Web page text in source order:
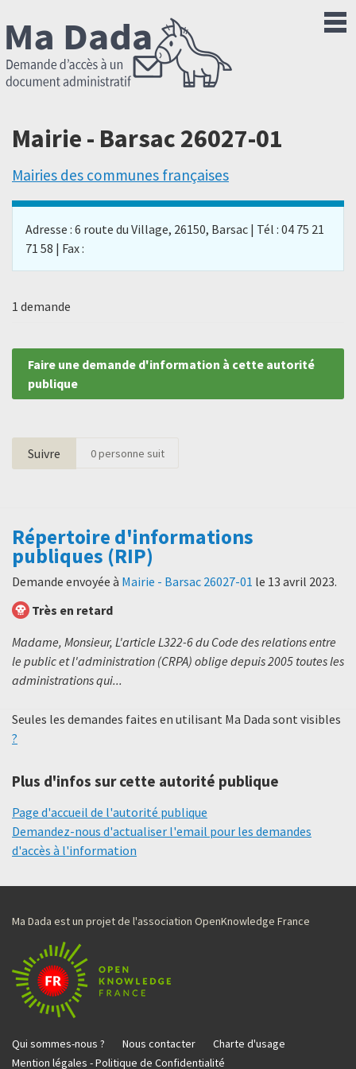
Mairie - Barsac 26027-01
Mairies des communes françaises
Adresse : 6 route du Village, 26150, Barsac | Tél : 04 75 21
71 58 | Fax :
1 demande
Faire une demande d'information à cette autorité
publique
Suivre 0personne suit
Répertoire d'informations
publiques (RIP)
Demande envoyée à Mairie - Barsac 26027-01 le 13 avril 2023.
Très en retard
Madame, Monsieur, L'article L322-6 du Code des relations entre
le public et l'administration (CRPA) oblige depuis 2005 toutes les
administrations qui...
Seules les demandes faites en utilisant Ma Dada sont visibles
?
Plus d'infos sur cette autorité publique
Page d'accueil de l'autorité publique
Demandez-nous d'actualiser l'email pour les demandes
d'accès à l'information
Ma Dada est un projet de l'association OpenKnowledge France
Qui sommes-nous ? Nous contacter
Charte d'usage
Mention légales - Politique de Confidentialité